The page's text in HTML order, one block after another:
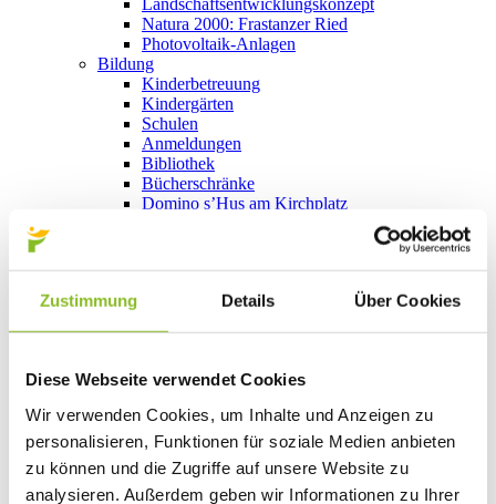
Zustimmung Details Über Cookies
Diese Webseite verwendet Cookies
Wir verwenden Cookies, um Inhalte und Anzeigen zu
personalisieren, Funktionen für soziale Medien anbieten
zu können und die Zugriffe auf unsere Website zu
analysieren. Außerdem geben wir Informationen zu Ihrer
Landschaftsentwicklungskonzept
Natura 2000: Frastanzer Ried
Photovoltaik-Anlagen
Bildung
Kinderbetreuung
Kindergärten
Schulen
Anmeldungen
Bibliothek
Bücherschränke
Domino s’Hus am Kirchplatz
Kino vor Ort
Sport
Schwimmbad Felsenau
Wandern in Frastanz
Schilift Bazora
Spiel- und Sportstätten